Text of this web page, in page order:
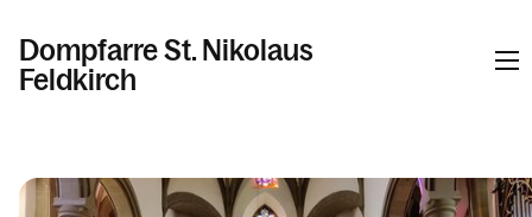
Dompfarre St. Nikolaus
Feldkirch